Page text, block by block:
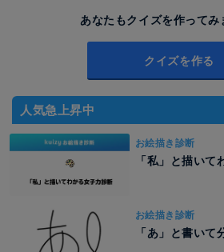
あなたもクイズを作ってみ
クイズを作る
人気急上昇中
お絵描き診断
「私」と描い
お絵描き診断
「あ」と書い